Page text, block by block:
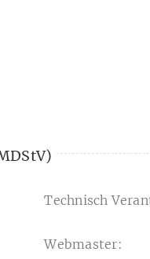
Technisch
Webmaster: